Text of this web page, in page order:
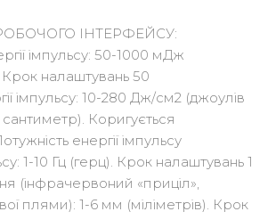
ІНТЕРФЕЙСУ:
імпульсу: 50-1000 мДж
Крок налаштувань 50
імпульсу: 10-280 Дж/см2 (джоулів
Коригується
енергії імпульсу
1-10 Гц (герц). Крок налаштувань 1
(інфрачервоний «приціл»,
плями): 1-6 мм (міліметрів). Крок